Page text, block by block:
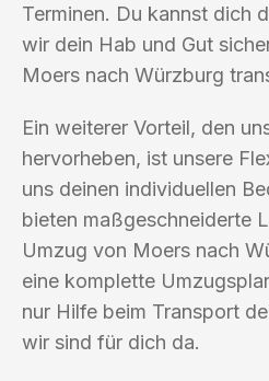
Terminen. Du kannst dich
wir dein Hab und Gut
Moers nach Würzburg
Ein weiterer Vorteil, den
hervorheben, ist unsere
uns deinen individuellen
bieten maßgeschneiderte
Umzug von Moers nach
eine komplette
nur Hilfe beim Transport
wir sind für dich da.